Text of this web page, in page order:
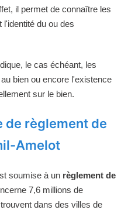
il permet de connaître les
l'identité du ou des
le cas échéant, les
bien ou encore l'existence
sur le bien.
de règlement de
Amelot
soumise à un règlement de
7,6 millions de
dans des villes de